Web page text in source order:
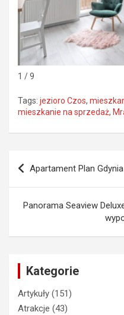
1 / 9
Tags: jezioro Czos,
mieszkanie na sprzedaż,
Nawigacja
wpisu
Apartament Plan
Panorama Seaview
Kategorie
Artykuły (151)
Atrakcje (43)